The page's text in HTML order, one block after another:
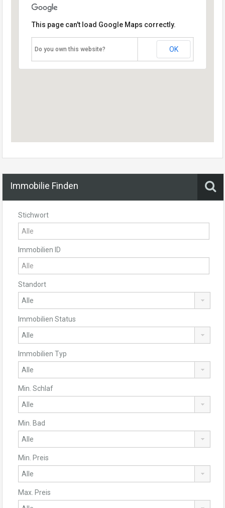
This page can't load Google Maps correctly.
Do you own this website? OK
Immobilie Finden
Stichwort
Immobilien ID
Standort
Immobilien Status
Immobilien Typ
Min. Schlaf
Min. Bad
Min. Preis
Max. Preis